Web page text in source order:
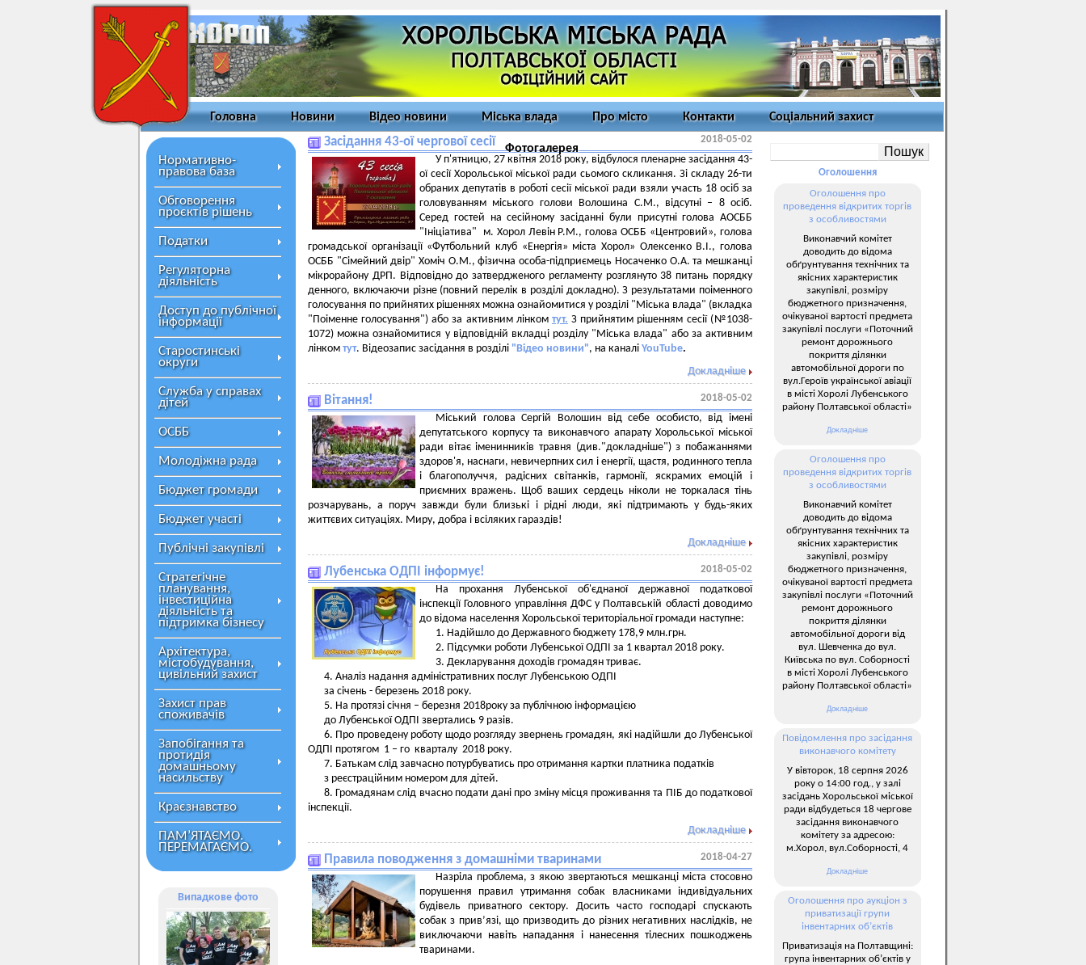
Головна Новини Відео новини Міська влада Про місто Контакти Соціальний захист
Фотогалерея
Нормативно-
правова база
Обговорення
проєктів рішень
Податки
Регуляторна
діяльність
Доступ до публічної
інформації
Старостинські
округи
Служба у справах
дітей
ОСББ
Молодіжна рада
Бюджет громади
Бюджет участі
Публічні закупівлі
Стратегічне
планування,
інвестиційна
діяльність та
підтримка бізнесу
Архітектура,
містобудування,
цивільний захист
Захист прав
споживачів
Запобігання та
протидія
домашньому
насильству
Краєзнавство
ПАМ’ЯТАЄМО.
ПЕРЕМАГАЄМО.
Випадкове фото
Засідання 43-ої чергової сесії 2018-05-02
У п'ятницю, 27 квітня 2018 року, відбулося пленарне засідання 43-
ої сесії Хорольської міської ради сьомого скликання. Зі складу 26-ти
обраних депутатів в роботі сесії міської ради взяли участь 18 осіб за
головуванням міського голови Волошина С.М., відсутні – 8 осіб.
Серед гостей на сесійному засіданні були присутні голова АОСББ
"Ініціатива" м. Хорол Левін Р.М., голова ОСББ «Центровий», голова
громадської організації «Футбольний клуб «Енергія» міста Хорол» Олексенко В.І., голова
ОСББ "Сімейний двір" Хоміч О.М., фізична особа-підприємець Носаченко О.А. та мешканці
мікрорайону ДРП. Відповідно до затвердженого регламенту розглянуто 38 питань порядку
денного, включаючи різне (повний перелік в розділі докладно). З результатами поіменного
голосування по прийнятих рішеннях можна ознайомитися у розділі "Міська влада" (вкладка
"Поіменне голосування") або за активним лінком тут. З прийнятим рішенням сесії (№1038-
1072) можна ознайомитися у відповідній вкладці розділу "Міська влада" або за активним
лінком тут. Відеозапис засідання в розділі "Відео новини", на каналі YouTube.
Докладніше
Вітання! 2018-05-02
Міський голова Сергій Волошин від себе особисто, від імені
депутатського корпусу та виконавчого апарату Хорольської міської
ради вітає іменинників травня (див."докладніше") з побажаннями
здоров'я, наснаги, невичерпних сил і енергії, щастя, родинного тепла
і благополуччя, радісних світанків, гармонії, яскрамих емоцій і
приємних вражень. Щоб ваших сердець ніколи не торкалася тінь
розчарувань, а поруч завжди були близькі і рідні люди, які підтримають у будь-яких
життєвих ситуаціях. Миру, добра і всіляких гараздів!
Докладніше
Лубенська ОДПІ інформує! 2018-05-02
На прохання Лубенської об'єднаної державної податкової
інспекції Головного управління ДФС у Полтавській області доводимо
до відома населення Хорольської територіальної громади наступне:
1. Надійшло до Державного бюджету 178,9 млн.грн.
2. Підсумки роботи Лубенської ОДПІ за 1 квартал 2018 року.
3. Декларування доходів громадян триває.
4. Аналіз надання адміністративних послуг Лубенською ОДПІ
за січень - березень 2018 року.
5. На протязі січня – березня 2018року за публічною інформацією
до Лубенської ОДПІ звертались 9 разів.
6. Про проведену роботу щодо розгляду звернень громадян, які надійшли до Лубенської
ОДПІ протягом 1 – го кварталу 2018 року.
7. Батькам слід завчасно потурбуватись про отримання картки платника податків
з реєстраційним номером для дітей.
8. Громадянам слід вчасно подати дані про зміну місця проживання та ПІБ до податкової
інспекції.
Докладніше
Правила поводження з домашніми тваринами 2018-04-27
Назріла проблема, з якою звертаються мешканці міста стосовно
порушення правил утримання собак власниками індивідуальних
будівель приватного сектору. Досить часто господарі спускають
собак з прив’язі, що призводить до різних негативних наслідків, не
виключаючи навіть нападання і нанесення тілесних пошкоджень
тваринами.
Оголошення
Оголошення про
проведення відкритих торгів
з особливостями
Виконавчий комітет
доводить до відома
обґрунтування технічних та
якісних характеристик
закупівлі, розміру
бюджетного призначення,
очікуваної вартості предмета
закупівлі послуги «Поточний
ремонт дорожнього
покриття ділянки
автомобільної дороги по
вул.Героїв української авіації
в місті Хоролі Лубенського
району Полтавської області»
Докладніше
Оголошення про
проведення відкритих торгів
з особливостями
Виконавчий комітет
доводить до відома
обґрунтування технічних та
якісних характеристик
закупівлі, розміру
бюджетного призначення,
очікуваної вартості предмета
закупівлі послуги «Поточний
ремонт дорожнього
покриття ділянки
автомобільної дороги від
вул. Шевченка до вул.
Київська по вул. Соборності
в місті Хоролі Лубенського
району Полтавської області»
Докладніше
Повідомлення про засідання
виконавчого комітету
У вівторок, 18 серпня 2026
року о 14:00 год., у залі
засідань Хорольської міської
ради відбудеться 18 чергове
засідання виконавчого
комітету за адресою:
м.Хорол, вул.Соборності, 4
Докладніше
Оголошення про аукціон з
приватизації групи
інвентарних об’єктів
Приватизація на Полтавщині:
група інвентарних об’єктів у